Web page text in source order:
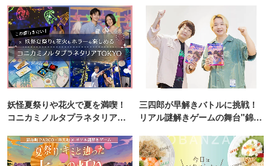
妖怪夏祭りや花火で夏を満喫！
コニカミノルタプラネタリア
三四郎が早解きバトルに挑戦！
リアル謎解きゲームの舞台"錦糸